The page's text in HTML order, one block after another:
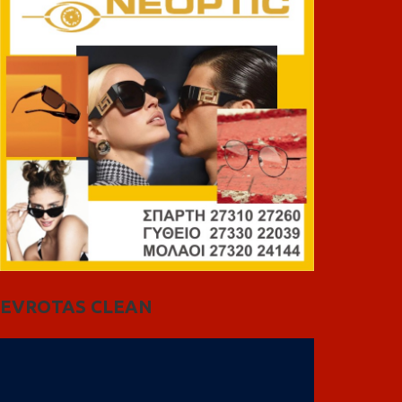
EVROTAS CLEAN